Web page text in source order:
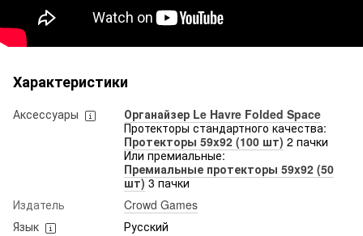
Характеристики
Аксессуары
Органайзер Le Havre Folded Space
Протекторы стандартного качества:
Протекторы 59x92 (100 шт) 2 пачки
Или премиальные:
Премиальные протекторы 59x92 (50
шт)3 пачки
Издатель
Crowd Games
Язык
Русский